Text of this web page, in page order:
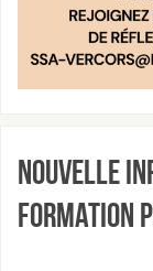
NOUVELLE
formation